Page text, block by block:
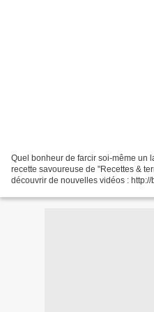
Quel bonheur de farcir soi-même un
recette savoureuse de "Recettes &
découvrir de nouvelles vidéos :